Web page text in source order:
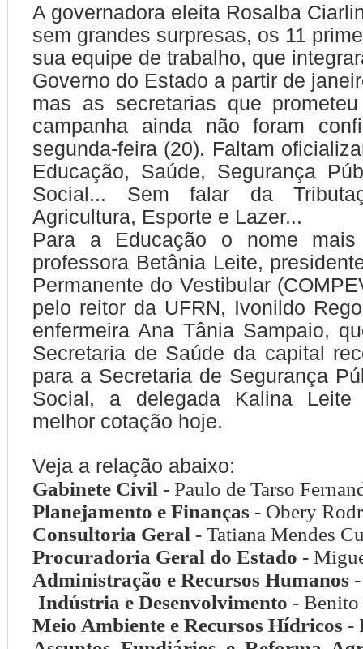
A governadora eleita Rosalba
sem grandes surpresas, os 11
sua equipe de trabalho, que
Governo do Estado a partir de
mas as secretarias que
campanha ainda não foram
segunda-feira (20). Faltam
Educação, Saúde, Segurança
Social... Sem falar da
Agricultura, Esporte e Lazer...
Para a Educação o nome
professora Betânia Leite,
Permanente do Vestibular
pelo reitor da UFRN, Ivonildo
enfermeira Ana Tânia Sampaio,
Secretaria de Saúde da capital
para a Secretaria de Segurança
Social, a delegada Kalina Leite
melhor cotação hoje.
Veja a relação abaixo:
Gabinete Civil - Paulo de Tarso
Planejamento e Finanças - Obery
Consultoria Geral - Tatiana Mendes
Procuradoria Geral do Estado -
Administração e Recursos Humanos
Indústria e Desenvolvimento - Benito
Meio Ambiente e Recursos Hídricos -